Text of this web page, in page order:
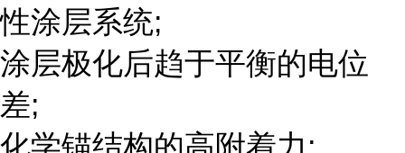
性涂层系统;
涂层极化后趋于平衡的电位
差;
化学锚结构的高附着力;